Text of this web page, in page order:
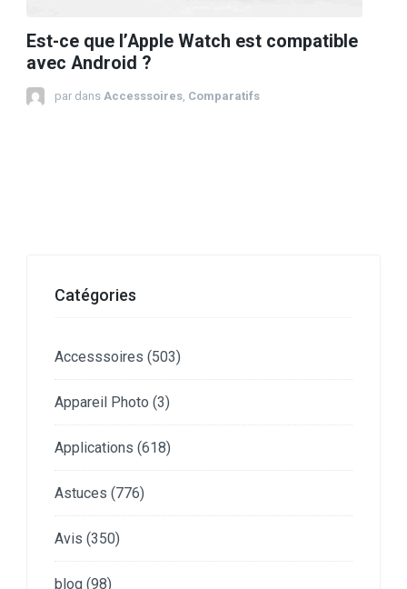
Est-ce que l’Apple Watch est compatible
avec Android ?
par dans Accesssoires Comparatifs
Catégories
Accesssoires (503)
Appareil Photo (3)
Applications (618)
Astuces (776)
Avis (350)
blog (98)